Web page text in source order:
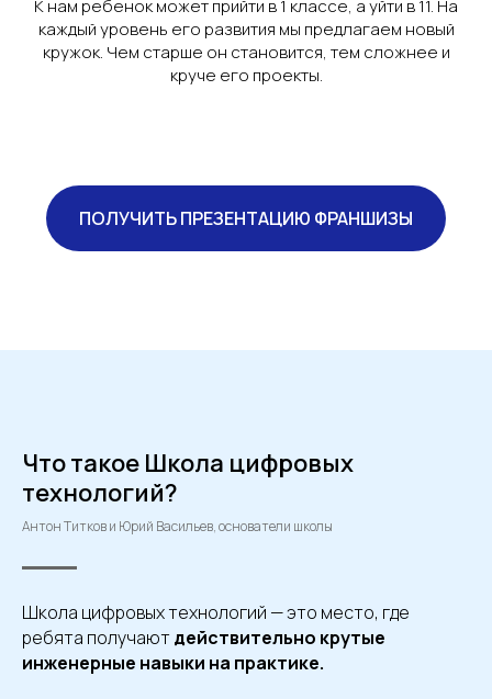
К нам ребенок может прийти в 1 классе, а уйти в 11. На
каждый уровень его развития мы предлагаем новый
кружок. Чем старше он становится, тем сложнее и
круче его проекты.
ПОЛУЧИТЬ ПРЕЗЕНТАЦИЮ ФРАНШИЗЫ
Что такое Школа цифровых
технологий?
Антон Титков и Юрий Васильев, основатели школы
Школа цифровых технологий — это место, где
ребята получаютдействительно крутые
инженерные навыки на практике.